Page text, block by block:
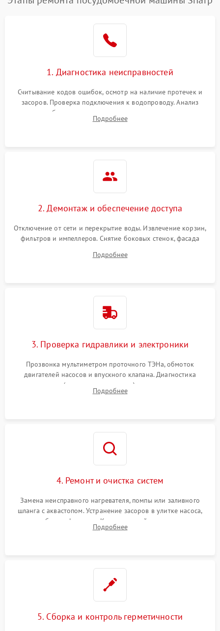
1. Диагностика неисправностей
Считывание кодов ошибок, осмотр на наличие протечек и
засоров. Проверка подключения к водопроводу. Анализ
жалоб на отсутствие слива, нагрева, вращения
разбрызгивателей или срабатывание системы защиты
Подробнее
2. Демонтаж и обеспечение доступа
Отключение от сети и перекрытие воды. Извлечение корзин,
фильтров и импеллеров. Снятие боковых стенок, фасада
циркуляционному насосу, ТЭНу и сливной помпе.
Подробнее
3. Проверка гидравлики и электроники
Прозвонка мультиметром проточного ТЭНа, обмоток
двигателей насосов и впускного клапана. Диагностика
прессостата (датчика уровня воды), датчика мутности,
концевика дверцы и электронного модуля управления.
Подробнее
4. Ремонт и очистка систем
Замена неисправного нагревателя, помпы или заливного
шланга с аквастопом. Устранение засоров в улитке насоса,
патрубках и фильтрах. Компонентный ремонт платы
управления, восстановление поврежденной проводки.
Подробнее
5. Сборка и контроль герметичности